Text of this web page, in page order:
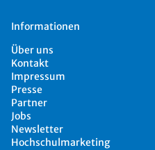
Informationen
Über uns
Kontakt
Impressum
Presse
Partner
Jobs
Newsletter
Hochschulmarketing